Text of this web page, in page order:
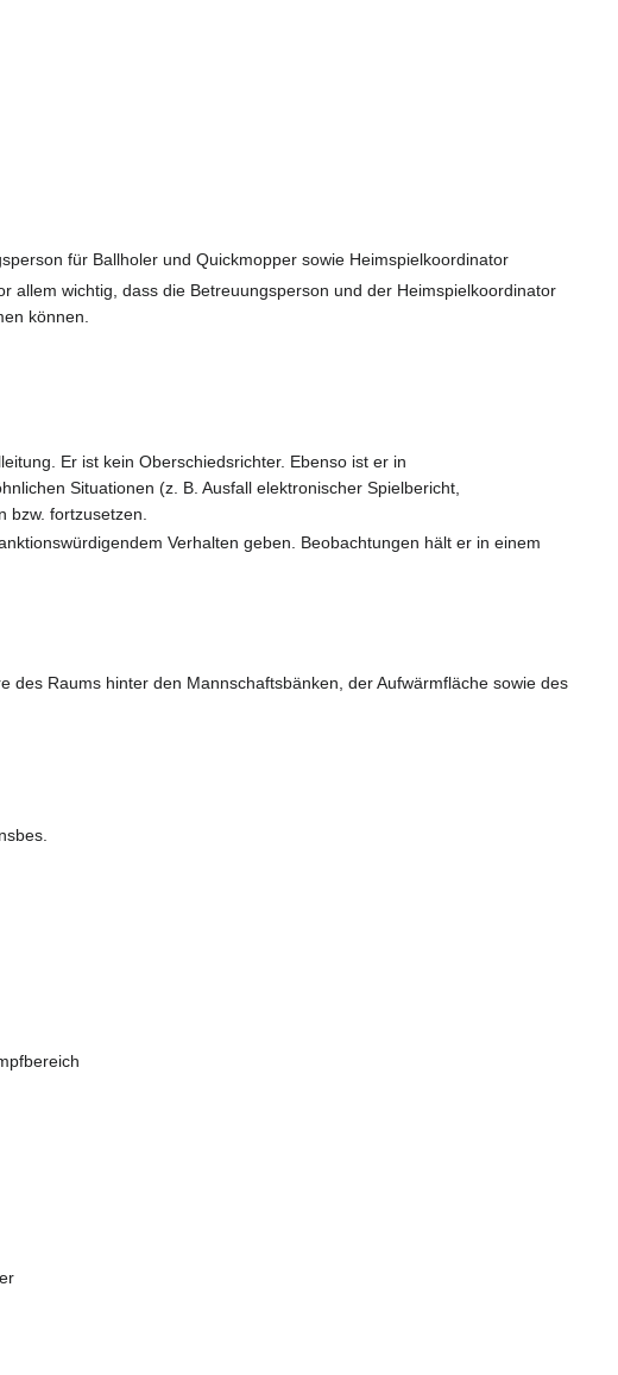
für Ballholer und Quickmopper sowie Heimspielkoordinator
allem wichtig, dass die Betreuungsperson und der Heimspielkoordinator
können.
Er ist kein Oberschiedsrichter. Ebenso ist er in
Situationen (z. B. Ausfall elektronischer Spielbericht,
fortzusetzen.
Verhalten geben. Beobachtungen hält er in einem
Raums hinter den Mannschaftsbänken, der Aufwärmfläche sowie des